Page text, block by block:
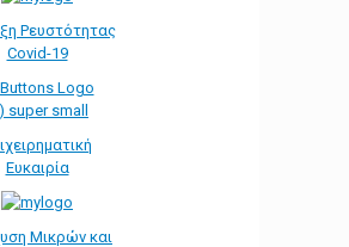
Ρευστότητας
Covid-19
Ευκαιρία
Μικρών και